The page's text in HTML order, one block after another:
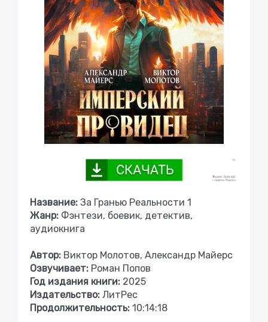
Название: За Гранью Реальности 1
Жанр: Фэнтези, боевик, детектив,
аудиокнига
Автор: Виктор Молотов, Александр Майерс
Озвучивает: Роман Попов
Год издания книги: 2025
Издательство: ЛитРес
Продолжительность: 10:14:18